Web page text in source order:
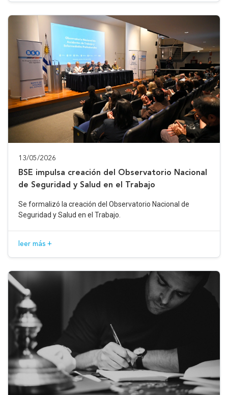
13/05/2026
BSE impulsa creación del Observatorio Nacional
de Seguridad y Salud en el Trabajo
Se formalizó la creación del Observatorio Nacional de
Seguridad y Salud en el Trabajo.
leer más +